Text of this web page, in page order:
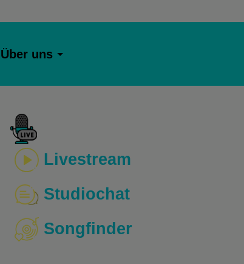
Über uns
Livestream
Studiochat
Songfinder